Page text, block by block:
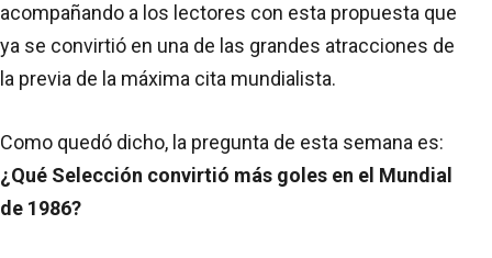
acompañando a los lectores con esta propuesta que
ya se convirtió en una de las grandes atracciones de
la previa de la máxima cita mundialista.
Como quedó dicho, la pregunta de esta semana es:
¿Qué Selección convirtió más goles en el Mundial
de 1986?